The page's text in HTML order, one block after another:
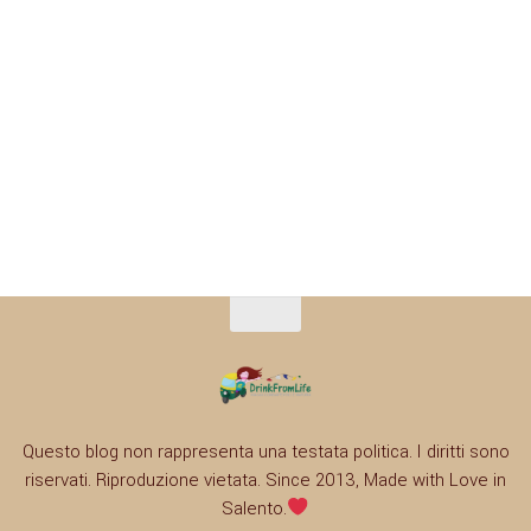
Questo blog non rappresenta una testata politica. I diritti sono
riservati. Riproduzione vietata. Since 2013, Made with Love in
Salento.